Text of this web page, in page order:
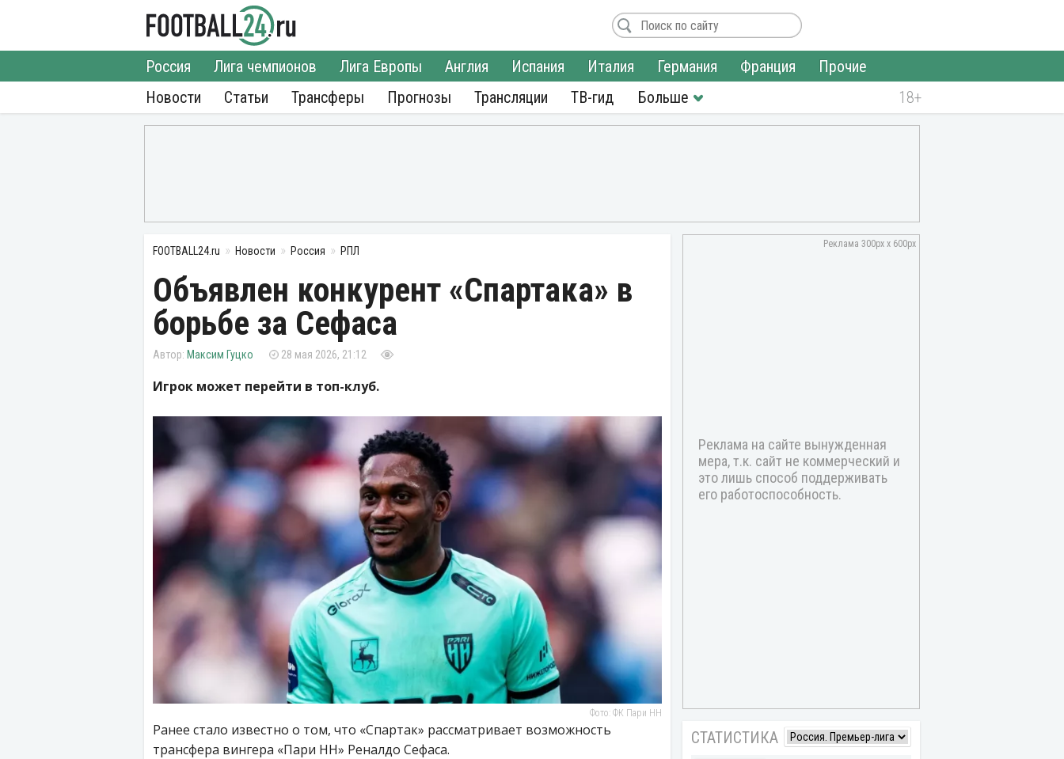
Новости
Россия Лига чемпионов Лига Европы Англия Испания Италия Германия Франция
Прочие
Статьи
Трансферы Прогнозы Трансляции ТВ-гид
FOOTBALL24.ru Новости Россия РПЛ
Объявлен конкурент «Спартака» в
борьбе за Сефаса
Максим Гуцко 28 мая 2026, 21:12
Игрок может перейти в топ-клуб.
Фото: ФК Пари НН
Ранее стало известно о том, что «Спартак» рассматривает возможность
трансфера вингера «Пари НН» Реналдо Сефаса.